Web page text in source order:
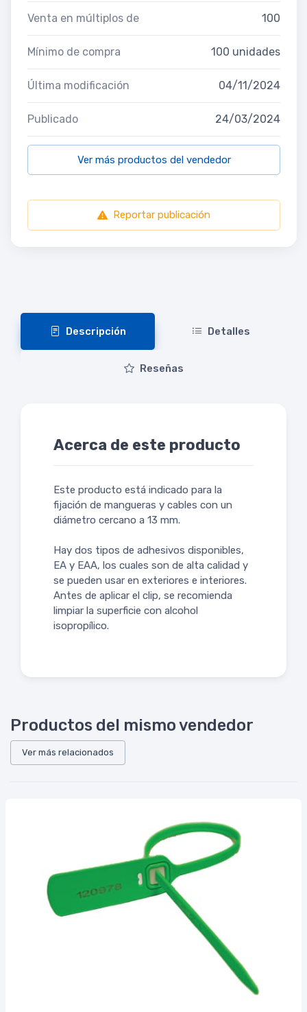
Venta en múltiplos de 100
Mínimo de compra 100 unidades
Última modificación 04/11/2024
Publicado 24/03/2024
Ver más productos del vendedor
Reportar publicación
Descripción Detalles
Reseñas
Acerca de este producto
Este producto está indicado para la
fijación de mangueras y cables con un
diámetro cercano a 13 mm.
Hay dos tipos de adhesivos disponibles,
EA y EAA, los cuales son de alta calidad y
se pueden usar en exteriores e interiores.
Antes de aplicar el clip, se recomienda
limpiar la superficie con alcohol
isopropílico.
Productos del mismo vendedor
Ver más relacionados